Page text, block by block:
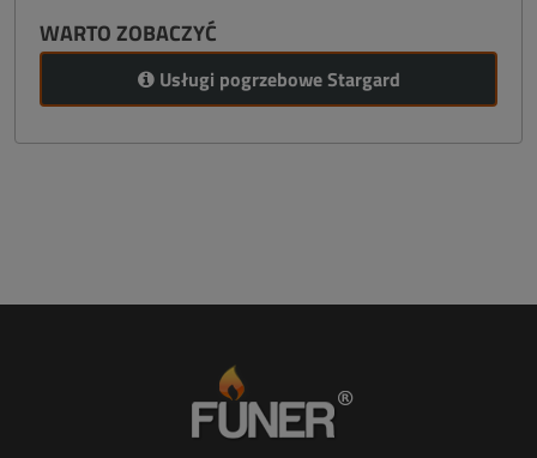
WARTO ZOBACZYĆ
Usługi pogrzebowe Stargard